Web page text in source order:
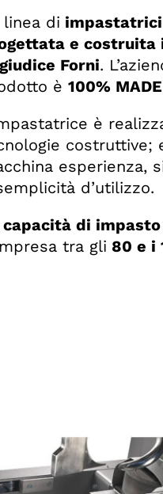
linea di impastatrici
e costruita
Forni.
è 100%
è
costruttive;
esperienza,
d’utilizzo.
di impasto
tra gli 80 e i